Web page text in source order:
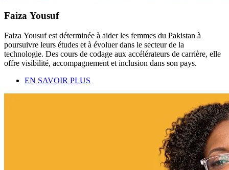
Faiza Yousuf
Faiza Yousuf est déterminée à aider les femmes du Pakistan à
poursuivre leurs études et à évoluer dans le secteur de la
technologie. Des cours de codage aux accélérateurs de carrière, elle
offre visibilité, accompagnement et inclusion dans son pays.
EN SAVOIR PLUS